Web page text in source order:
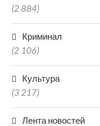
(2 884)
Криминал
(2 106)
Культура
(3 217)
Лента новостей